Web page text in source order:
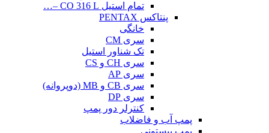
تمام استیل CO 316 L –…
پنتاکس PENTAX
خانگی
سری CM
تک شناور استیل
سری CH و CS
سری AP
سری CB و MB (دوپروانه)
سری DP
کنترلر دور پمپ
پمپ آب و فاضلاب
پمپ پیستونی